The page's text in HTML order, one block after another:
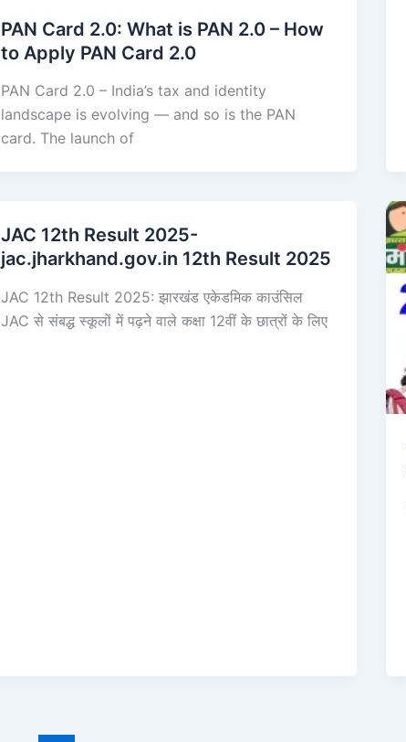
PAN Card 2.0: What is PAN 2.0 – How
to Apply PAN Card 2.0
PAN Card 2.0 – India’s tax and identity
landscape is evolving — and so is the PAN
card. The launch of
JAC 12th Result 2025-
jac.jharkhand.gov.in 12th Result 2025
JAC 12th Result 2025: झारखंड एकेडमिक काउंसिल
JAC से संबद्ध स्कूलों में पढ़ने वाले कक्षा 12वीं के छात्रों के लिए